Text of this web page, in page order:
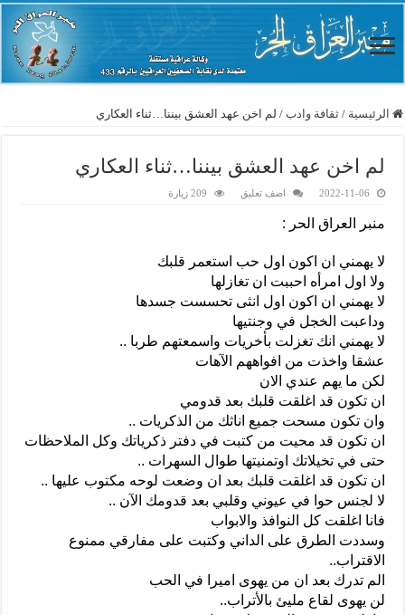
الرئيسية / ثقافة وادب / لم اخن عهد العشق بيننا…ثناء العكاري
لم اخن عهد العشق بيننا…ثناء العكاري
2022-11-06 اضف تعليق 209 زيارة
منبر العراق الحر :
لا يهمني ان اكون اول حب استعمر قلبك
ولا اول امرأه احببت ان تغازلها
لا يهمني ان اكون اول انثى تحسست جسدها
وداعبت الخجل في وجنتيها
لا يهمني انك تغزلت بأخريات واسمعتهم طربا ..
عشقا واخذت من افواههم الآهات
لكن ما يهم عندي الان
ان تكون قد اغلقت قلبك بعد قدومي
وان تكون مسحت جميع اناثك من الذكريات ..
ان تكون قد محيت من كتبت في دفتر ذكرياتك وكل الملاحظات
حتى في تخيلاتك اوتمنيتها طوال السهرات ..
ان تكون قد اغلقت قلبك بعد ان وضعت لوحه مكتوب عليها ..
لا لجنس حوا في عيوني وقلبي بعد قدومك الآن ..
فانا اغلقت كل النوافذ والابواب
وسددت الطرق على الداني وكتبت على مفارقي ممنوع
الاقتراب..
الم تدرك بعد ان من يهوى اميرا في الحب
لن يهوى لقاع مليئ بالأتراب..